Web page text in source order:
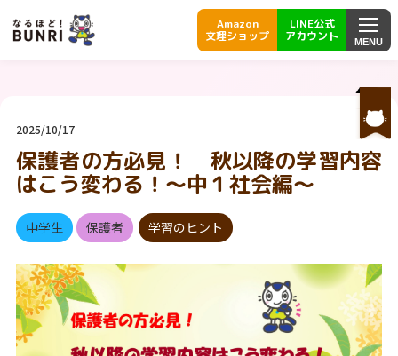
Amazon
文理ショップ
LINE公式
アカウント
MENU
2025/10/17
保護者の方必見！ 秋以降の学習内容
はこう変わる！～中１社会編～
中学生 保護者 学習のヒント